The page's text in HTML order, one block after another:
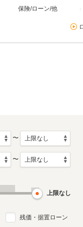
保険/ローン/他
〜
〜
上限なし
残価・据置ローン